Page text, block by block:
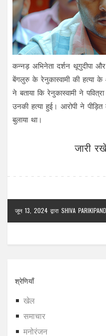
कन्नड़ अभिनेता दर्शन थूगुदीपा
बेंगलुरु के रेनुकास्वामी की हत्या के
ने बताया कि रेनुकास्वामी ने
उनकी हत्या हुई। आरोपी ने
बुलाया था।
जारी
जून 13, 2024 द्वारा SHIVA
श्रेणियाँ
खेल
समाचार
मनोरंजन